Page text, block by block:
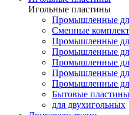
Игольные пластины
Промышленные
Сменные
Промышленные
Промышленные
Промышленные
Промышленные
Промышленные
Бытовые пластины
для двухигольных